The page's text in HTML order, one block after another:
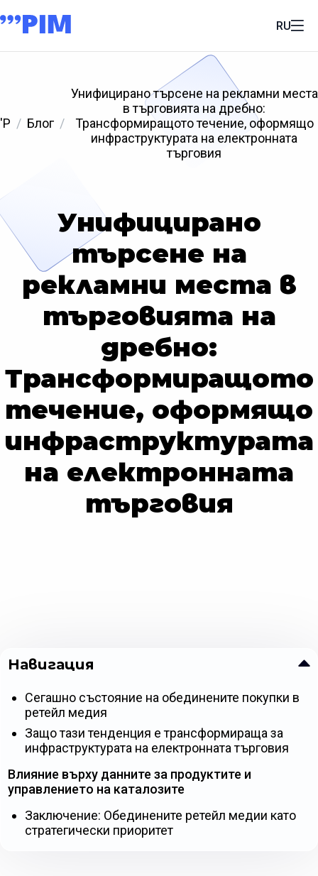
RU
'P Блог
Унифицирано търсене на рекламни места
в търговията на дребно:
Трансформиращото течение, оформящо
инфраструктурата на електронната
търговия
Унифицирано
търсене на
рекламни места в
търговията на
дребно:
Трансформиращото
течение, оформящо
инфраструктурата
на електронната
търговия
Навигация
Сегашно състояние на обединените покупки в
ретейл медия
Защо тази тенденция е трансформираща за
инфраструктурата на електронната търговия
Влияние върху данните за продуктите и
управлението на каталозите
Заключение: Обединените ретейл медии като
стратегически приоритет